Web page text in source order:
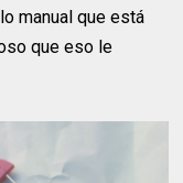
manual que está
que eso le